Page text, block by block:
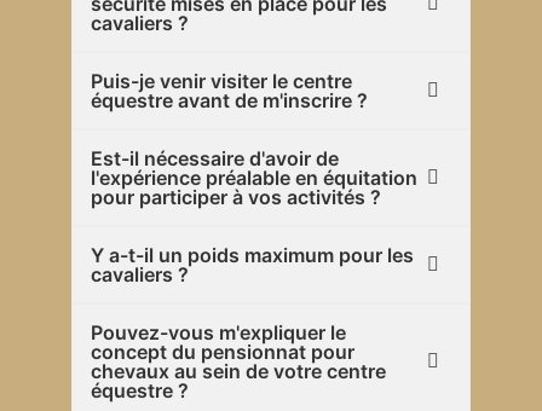
cavaliers ?
Puis-je venir visiter le centre
équestre avant de m'inscrire ?
Est-il nécessaire d'avoir de
l'expérience préalable en équitation
pour participer à vos activités ?
Y a-t-il un poids maximum pour les
cavaliers ?
Pouvez-vous m'expliquer le
concept du pensionnat pour
chevaux au sein de votre centre
équestre ?